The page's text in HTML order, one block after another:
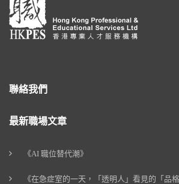
聯絡我們
最新職場文章
《AI 職位替代潮》
《在急症室的一天，「透明人」看見的「品格